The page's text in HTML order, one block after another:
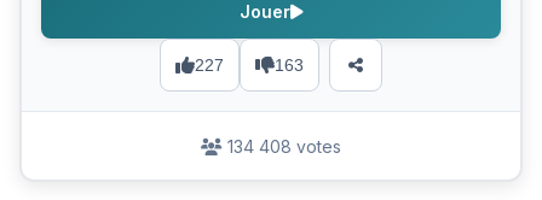
227 163
Jouer
134 408 votes